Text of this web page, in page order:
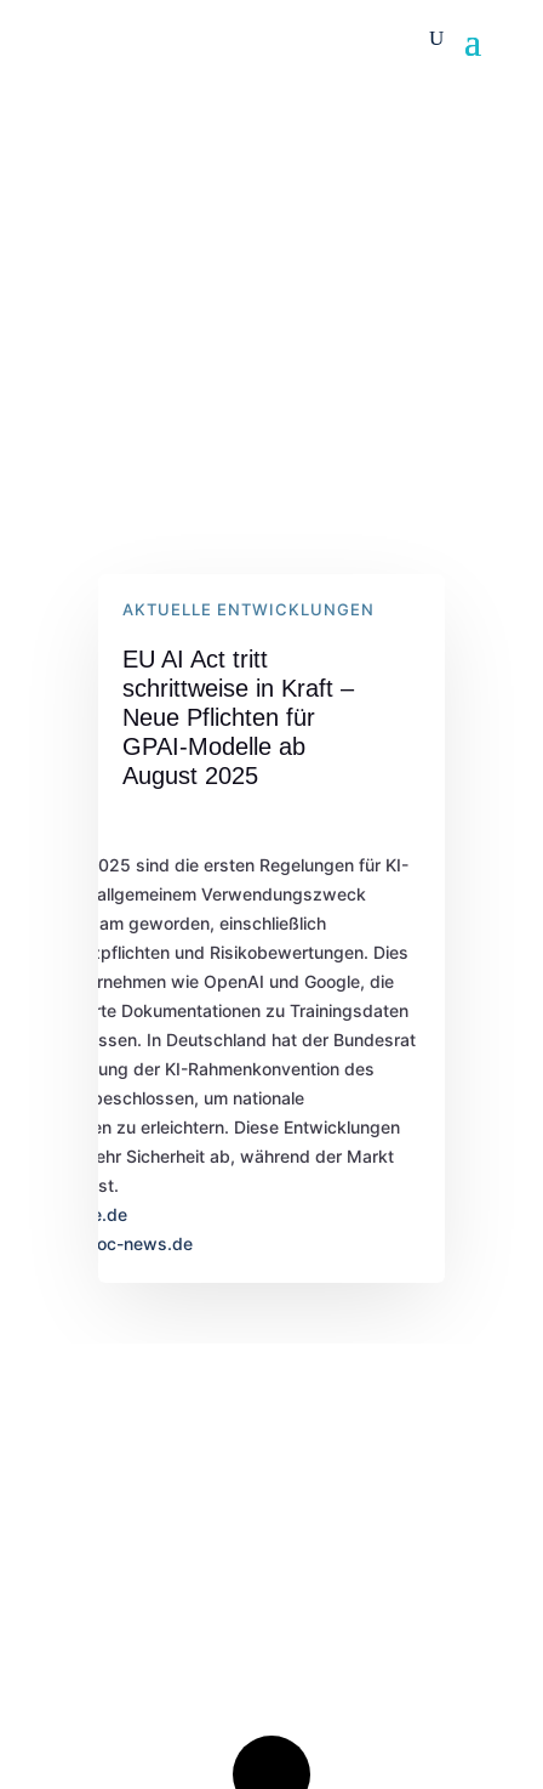
AKTUELLE ENTWICKLUNGEN
EU AI Act tritt
schrittweise in Kraft –
Neue Pflichten für
GPAI-Modelle ab
August 2025
Im August 2025 sind die ersten Regelungen für KI-
Modelle mit allgemeinem Verwendungszweck
(GPAI) wirksam geworden, einschließlich
Transparenzpflichten und Risikobewertungen. Dies
betrifft Unternehmen wie OpenAI und Google, die
nun detaillierte Dokumentationen zu Trainingsdaten
vorlegen müssen. In Deutschland hat der Bundesrat
die Ratifizierung der KI-Rahmenkonvention des
Europarats beschlossen, um nationale
Anpassungen zu erleichtern. Diese Entwicklungen
zielen auf mehr Sicherheit ab, während der Markt
weiter wächst.
Quelle: heise.de
Quelle: ad-hoc-news.de